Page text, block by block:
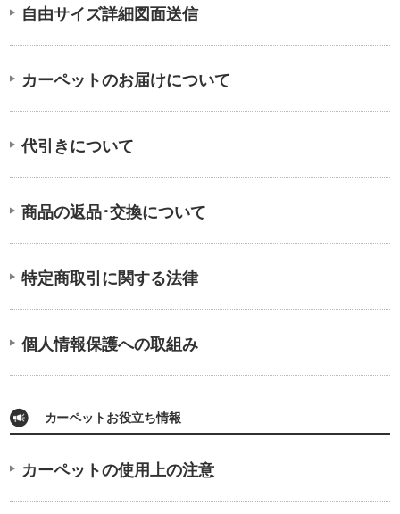
自由サイズ詳細図面送信
カーペットのお届けについて
代引きについて
商品の返品･交換について
特定商取引に関する法律
個人情報保護への取組み
カーペットお役立ち情報
カーペットの使用上の注意